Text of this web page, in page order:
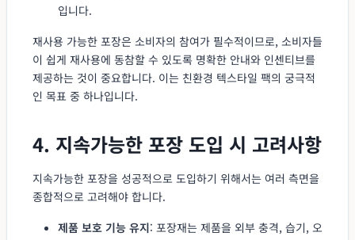
입니다.
재사용 가능한 포장은 소비자의 참여가 필수적이므로, 소비자들
이 쉽게 재사용에 동참할 수 있도록 명확한 안내와 인센티브를
제공하는 것이 중요합니다. 이는 친환경 텍스타일 팩의 궁극적
인 목표 중 하나입니다.
4. 지속가능한 포장 도입 시 고려사항
지속가능한 포장을 성공적으로 도입하기 위해서는 여러 측면을
종합적으로 고려해야 합니다.
제품 보호 기능 유지: 포장재는 제품을 외부 충격, 습기, 오